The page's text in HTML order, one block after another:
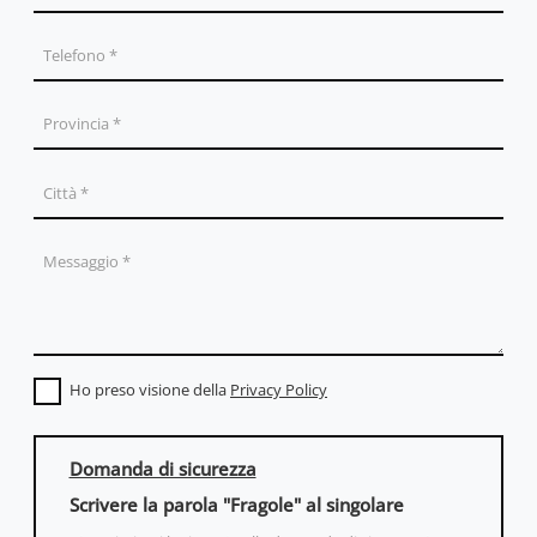
Ho preso visione della Privacy Policy
Domanda di sicurezza
Scrivere la parola "Fragole" al singolare